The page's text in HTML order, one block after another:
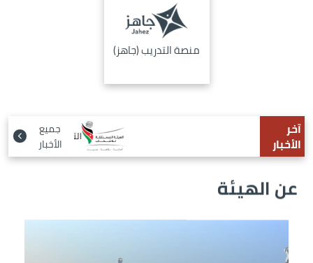
الصورة
منصة التدريب (جاهز)
آخر
الأخبار التربية والتعليم تطلق
جميع
الأخبار
عن الهيئة
الصورة